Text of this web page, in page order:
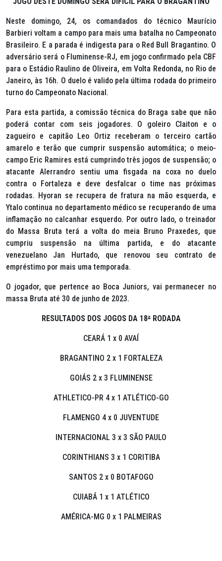
Neste domingo, 24, os comandados do técnico Maurício
Barbieri voltam a campo para mais uma batalha no Campeonato
Brasileiro. E a parada é indigesta para o Red Bull Bragantino. O
adversário será o Fluminense-RJ, em jogo confirmado pela CBF
para o Estádio Raulino de Oliveira, em Volta Redonda, no Rio de
Janeiro, às 16h. O duelo é valido pela última rodada do primeiro
turno do Campeonato Nacional.
Para esta partida, a comissão técnica do Braga sabe que não
poderá contar com seis jogadores. O goleiro Claiton e o
zagueiro e capitão Leo Ortiz receberam o terceiro cartão
amarelo e terão que cumprir suspensão automática; o meio-
campo Eric Ramires está cumprindo três jogos de suspensão; o
atacante Alerrandro sentiu uma fisgada na coxa no duelo
contra o Fortaleza e deve desfalcar o time nas próximas
rodadas. Hyoran se recupera de fratura na mão esquerda, e
Ytalo continua no departamento médico se recuperando de uma
inflamação no calcanhar esquerdo. Por outro lado, o treinador
do Massa Bruta terá a volta do meia Bruno Praxedes, que
cumpriu suspensão na última partida, e do atacante
venezuelano Jan Hurtado, que renovou seu contrato de
empréstimo por mais uma temporada.
O jogador, que pertence ao Boca Juniors, vai permanecer no
massa Bruta até 30 de junho de 2023.
RESULTADOS DOS JOGOS DA 18ªRODADA
CEARÁ 1 x 0 AVAÍ
BRAGANTINO 2 x 1 FORTALEZA
GOIÁS 2 x 3 FLUMINENSE
ATHLETICO-PR 4 x 1 ATLÉTICO-GO
FLAMENGO 4 x 0 JUVENTUDE
INTERNACIONAL 3 x 3 SÃO PAULO
CORINTHIANS 3 x 1 CORITIBA
SANTOS 2 x 0 BOTAFOGO
CUIABÁ 1 x 1 ATLÉTICO
AMÉRICA-MG 0 x 1 PALMEIRAS